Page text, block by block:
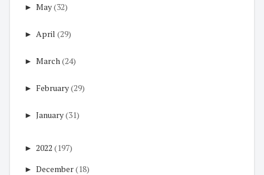
► May(32)
► April (29)
► March (24)
► February(29)
► January(31)
► 2022 (197)
► December(18)